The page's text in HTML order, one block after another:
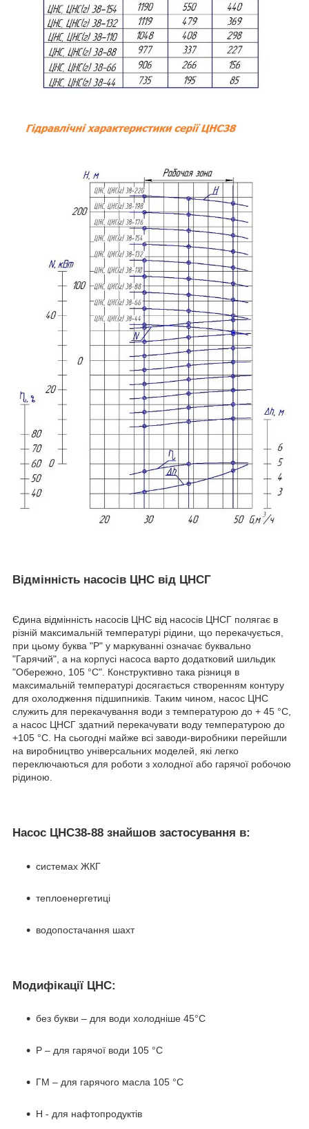
Відмінність насосів ЦНС від ЦНСГ
Єдина відмінність насосів ЦНС від насосів ЦНСГ полягає в
різній максимальній температурі рідини, що перекачується,
при цьому буква "Р" у маркуванні означає буквально
"Гарячий", а на корпусі насоса варто додатковий шильдик
"Обережно, 105 °C". Конструктивно така різниця в
максимальній температурі досягається створенням контуру
для охолодження підшипників. Таким чином, насос ЦНС
служить для перекачування води з температурою до + 45 °C,
а насос ЦНСГ здатний перекачувати воду температурою до
+105 °C. На сьогодні майже всі заводи-виробники перейшли
на виробництво універсальних моделей, які легко
переключаються для роботи з холодної або гарячої робочою
рідиною.
Насос ЦНС38-88 знайшов застосування в:
системах ЖКГ
теплоенергетиці
водопостачання шахт
Модифікації ЦНС:
без букви – для води холодніше 45°C
Р – для гарячої води 105 °C
ГМ – для гарячого масла 105 °C
Н - для нафтопродуктів